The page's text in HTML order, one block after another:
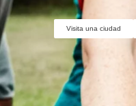
Visita una ciudad